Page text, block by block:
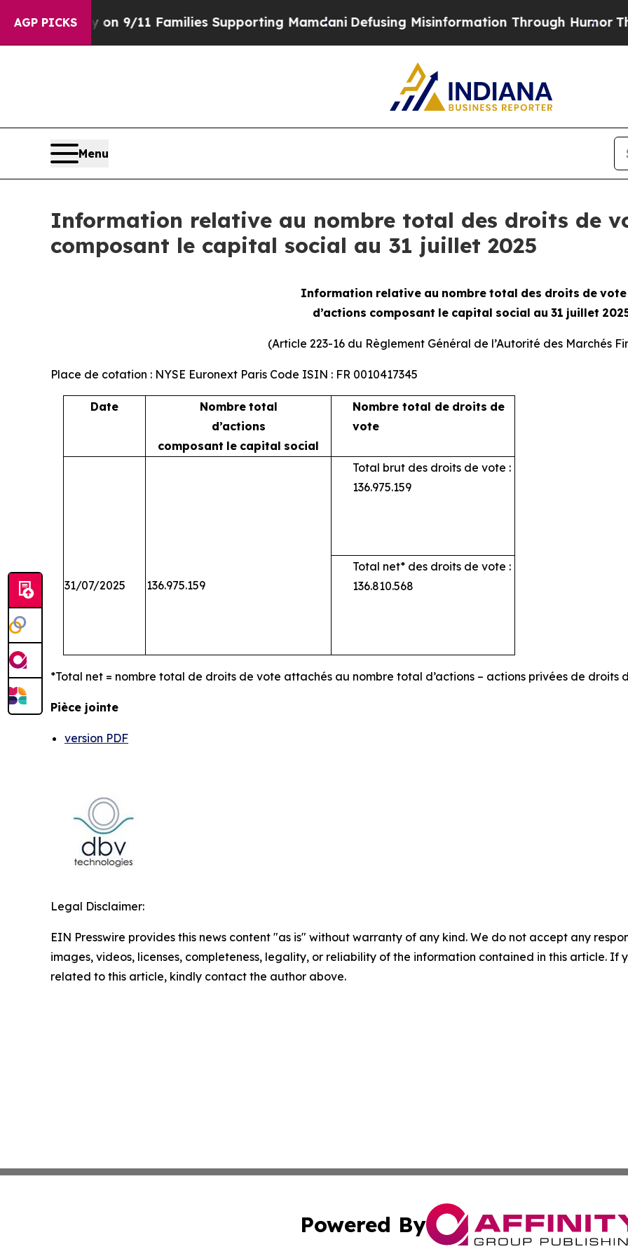
AGP PICKS
Story on 9/11 Families Supporting MamdaniDefusing Misinformation Through HumorThe
Menu
Information relative au nombre total des droits de
composant le capital social au 31 juillet 2025
Information relative au nombre total des droits de vote
d’actions composant le capital social au 31 juillet
(Article 223-16 du Règlement Général de l’Autorité des Marchés
Place de cotation : NYSE Euronext Paris Code ISIN : FR 0010417345
Date Nombre total
d’actions
composant le capital social
Nombre total de droits de
vote
31/07/2025 136.975.159
Total brut des droits de vote :
136.975.159
Total net* des droits de vote :
136.810.568
*Total net = nombre total de droits de vote attachés au nombre total d’actions – actions privées de droits
Pièce jointe
version PDF
Legal Disclaimer:
EIN Presswire provides this news content "as is" without warranty of any kind. We do not accept any
images, videos, licenses, completeness, legality, or reliability of the information contained in this article. If
related to this article, kindly contact the author above.
Powered By